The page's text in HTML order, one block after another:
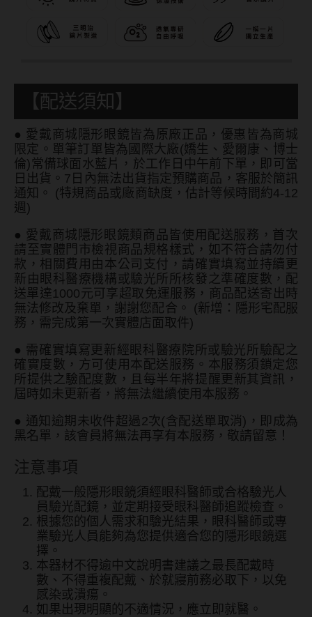
【配送須知】
● 愛戴商城隱形眼鏡皆為原廠正品，優惠皆為商城
限定。單筆訂單皆為國際大廠(嬌生、愛爾康、博士
倫)常備球面水藍片，於工作日中午前下單，即可當
日出貨。7日內無法出貨指定預購商品，客服於簡訊
通知。 (特規商品或廠商缺度，估計等候時間約4-12
週)
● 愛戴商城隱形眼鏡類商品皆使用配送服務，首次
請至實體門市檢視商品規格樣式，如不符合請勿付
款，相關費用由本公司支付，請確實填寫並持續更
新由眼科醫療機構或驗光所所核發之準確度數，配
送單達1000元可享超取免運服務，商品配送寄出時
無法修改及棄單，謝謝您配合。 (新增：隱形宅配服
務，需完成第一次實體店面取件)
● 需確實填寫更新經眼科醫療院所或驗光所驗配之
確實度數，方可使用本配送服務。本服務須鎖定您
所提供之驗配度數，且每半年將提醒更新其資訊，
屆時如未更新者，將無法繼續使用本服務。
● 通知逾期未收件超過2次(含配送單取消)，即成為
黑名單，該會員將無法再享有本服務，敬請留意！
注意事項
配戴一般隱形眼鏡須經眼科醫師或合格驗光人
員驗光配鏡，並定期接受眼科醫師追蹤檢查。
根據您的個人需求和驗光結果，眼科醫師或專
業驗光人員能夠為您提供適合您的隱形眼鏡選
擇。
本器材不得逾中文說明書建議之最長配戴時
數、不得重複配戴、於就寢前務必取下，以免
感染或潰瘍。
如果出現明顯的不適情況，應立即就醫。